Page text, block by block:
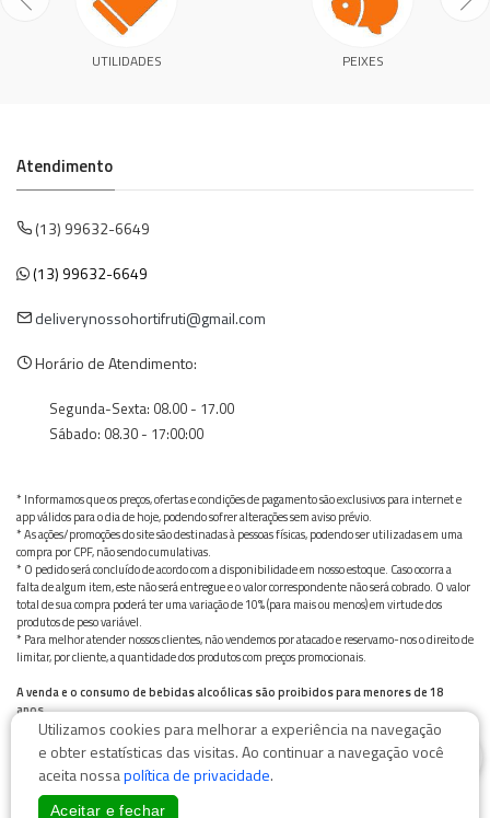
UTILIDADES PEIXES
Atendimento
(13) 99632-6649
(13) 99632-6649
deliverynossohortifruti@gmail.com
Horário de Atendimento:
Segunda-Sexta: 08.00 - 17.00
Sábado: 08.30 - 17:00:00
* Informamos que os preços, ofertas e condições de pagamento são exclusivos para internet e
app válidos para o dia de hoje, podendo sofrer alterações sem aviso prévio.
* As ações/promoções do site são destinadas à pessoas físicas, podendo ser utilizadas em uma
compra por CPF, não sendo cumulativas.
* O pedido será concluído de acordo com a disponibilidade em nosso estoque. Caso ocorra a
falta de algum item, este não será entregue e o valor correspondente não será cobrado. O valor
total de sua compra poderá ter uma variação de 10% (para mais ou menos) em virtude dos
produtos de peso variável.
* Para melhor atender nossos clientes, não vendemos por atacado e reservamo-nos o direito de
limitar, por cliente, a quantidade dos produtos com preços promocionais.
A venda e o consumo de bebidas alcoólicas são proibidos para menores de 18
anos.
Bebida alcoólica pode causar dependência química e, em excesso, provoca graves males à saúde.
Beba com moderação
Utilizamos cookies para melhorar a experiência na navegação
e obter estatísticas das visitas. Ao continuar a navegação você
aceita nossapolítica de privacidade.
Aceitar e fechar